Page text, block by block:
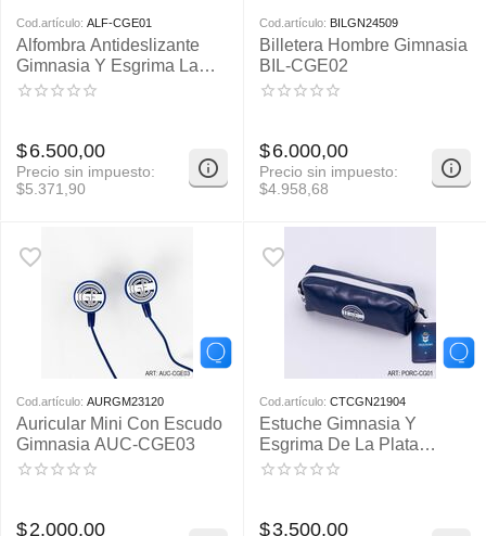
Cod.artículo: ALF-CGE01
Alfombra Antideslizante
Gimnasia Y Esgrima La
Plata 40X60Cm
$6.500,00
Precio sin impuesto:
$5.371,90
Cod.artículo: BILGN24509
Billetera Hombre Gimnasia
BIL-CGE02
$6.000,00
Precio sin impuesto:
$4.958,68
Cod.artículo: AURGM23120
Auricular Mini Con Escudo
Gimnasia AUC-CGE03
$2.000,00
Cod.artículo: CTCGN21904
Estuche Gimnasia Y
Esgrima De La Plata
PORC-CGE01
$3.500,00